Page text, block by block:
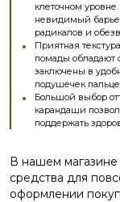
клеточном
невидимый
радикалов и
Приятная
помады обладают
заключены в
подушечек
Большой выбор
карандаши
поддержать
В нашем
средства для
оформлении